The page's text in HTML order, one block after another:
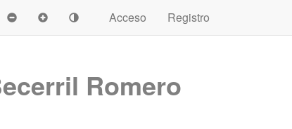
Acceso
Registro
Romero